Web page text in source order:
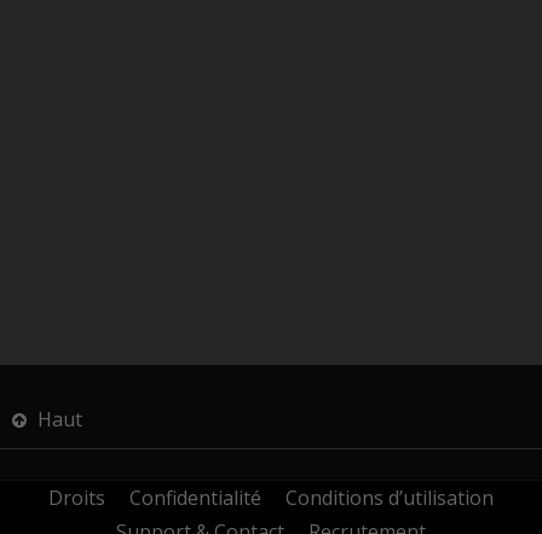
Haut
Droits Confidentialité
Conditions d’utilisation